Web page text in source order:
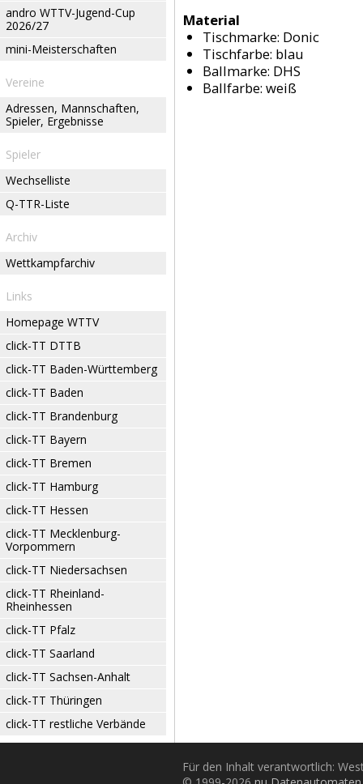
andro WTTV-Jugend-Cup
2026/27
mini-Meisterschaften
Vereine
Adressen, Mannschaften,
Spieler, Ergebnisse
Spieler
Wechselliste
Q-TTR-Liste
Archiv
Wettkampfarchiv
Links
Homepage WTTV
click-TT DTTB
click-TT Baden-Württemberg
click-TT Baden
click-TT Brandenburg
click-TT Bayern
click-TT Bremen
click-TT Hamburg
click-TT Hessen
click-TT Mecklenburg-
Vorpommern
click-TT Niedersachsen
click-TT Rheinland-
Rheinhessen
click-TT Pfalz
click-TT Saarland
click-TT Sachsen-Anhalt
click-TT Thüringen
click-TT restliche Verbände
Material
Tischmarke: Donic
Tischfarbe: blau
Ballmarke: DHS
Ballfarbe: weiß
Für den Inhalt verantwortlich: